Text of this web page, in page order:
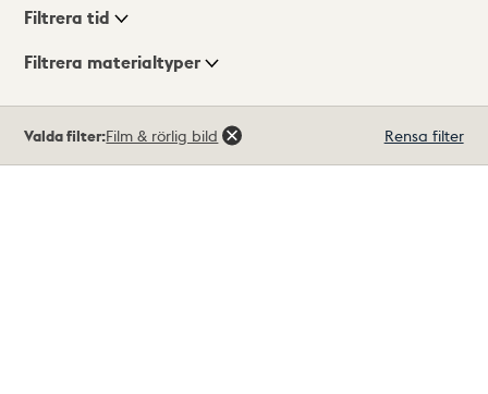
Visningsläge
Filtrera tid
Filtrera materialtyper
träffar
Valda filter:Film & rörlig bild Rensa filter